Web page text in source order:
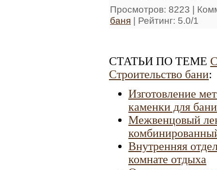
Просмотров: 8223 |
баня | Рейтинг: 5.0/1
СТАТЬИ ПО ТЕМЕ
Строительство бани:
Изготовление
каменки для
Межвенцовый
Внутренняя
комнате отдыха